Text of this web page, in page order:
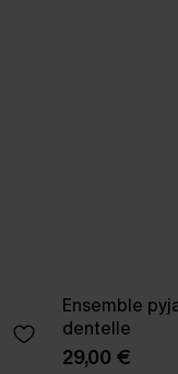
Ensemble
dentelle
29,00 €